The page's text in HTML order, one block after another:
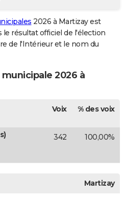
2026 à Martizay est
le résultat officiel de l'élection
de l'Intérieur et le nom du
2026 à
Voix % des voix
342 100,00%
Martizay